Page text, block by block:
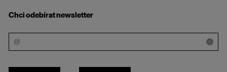
Chci odebírat newsletter
i